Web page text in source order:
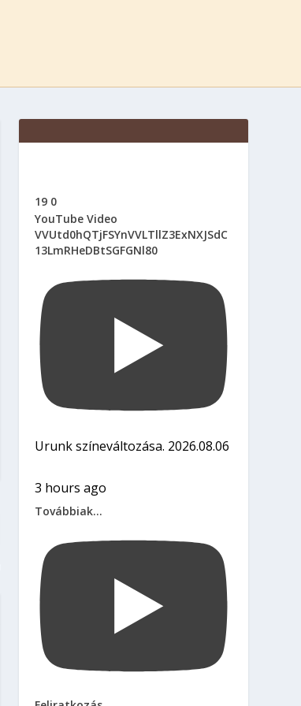
19 0
YouTube Video
VVUtd0hQTjFSYnVVLTllZ3ExNXJSdC
13LmRHeDBtSGFGNl80
Urunk színeváltozása. 2026.08.06
3 hours ago
Továbbiak...